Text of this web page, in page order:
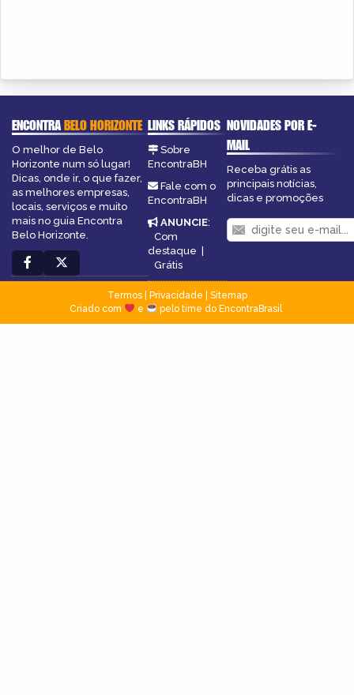
ENCONTRABELO HORIZONTE
O melhor de Belo
Horizonte num só lugar!
Dicas, onde ir, o que fazer,
as melhores empresas,
locais, serviços e muito
mais no guia Encontra
Belo Horizonte.
LINKS RÁPIDOS
Sobre
EncontraBH
Fale com o
EncontraBH
ANUNCIE:
Com
destaque |
Grátis
NOVIDADES POR E-
MAIL
Receba grátis as
principais notícias,
dicas e promoções
Termos| Privacidade
Sitemap
Criado com
e pelo time do EncontraBrasil